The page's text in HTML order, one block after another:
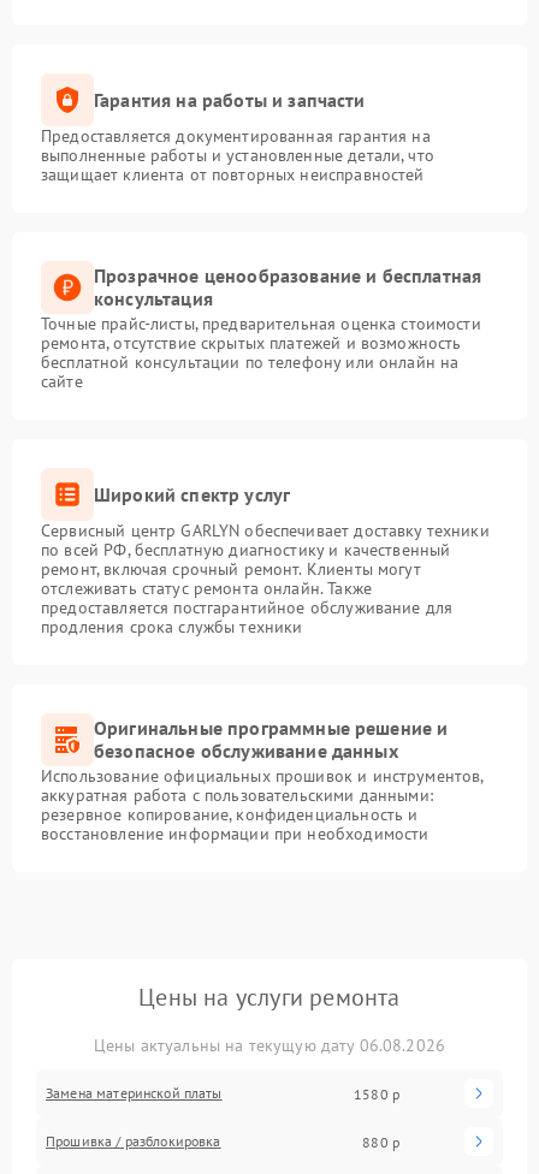
Гарантия на работы и запчасти
Предоставляется документированная гарантия на
выполненные работы и установленные детали, что
защищает клиента от повторных неисправностей
Прозрачное ценообразование и бесплатная
консультация
Точные прайс-листы, предварительная оценка стоимости
ремонта, отсутствие скрытых платежей и возможность
бесплатной консультации по телефону или онлайн на
сайте
Широкий спектр услуг
Сервисный центр GARLYN обеспечивает доставку техники
по всей РФ, бесплатную диагностику и качественный
ремонт, включая срочный ремонт. Клиенты могут
отслеживать статус ремонта онлайн. Также
предоставляется постгарантийное обслуживание для
продления срока службы техники
Оригинальные программные решение и
безопасное обслуживание данных
Использование официальных прошивок и инструментов,
аккуратная работа с пользовательскими данными:
резервное копирование, конфиденциальность и
восстановление информации при необходимости
Цены на услуги ремонта
Цены актуальны на текущую дату 06.08.2026
Замена материнской платы 1580 р
Прошивка / разблокировка 880 р